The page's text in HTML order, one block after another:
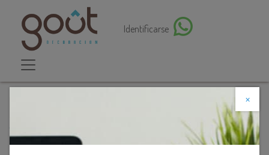
Identificarse
×
Descuento web
Dicroico Led Mr16 6.5K 5W 1 Blister X 2 Sylvania